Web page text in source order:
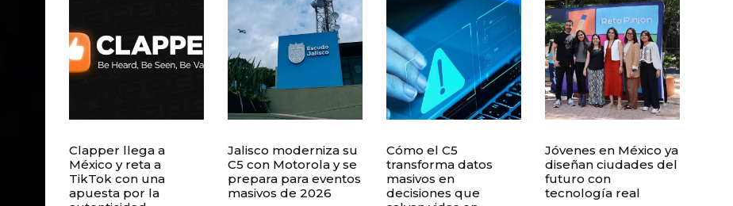
Clapper llega a
México y reta a
TikTok con una
apuesta por la
Jalisco moderniza su
C5 con Motorola y se
prepara para eventos
masivos de 2026
Cómo el C5
transforma datos
masivos en
decisiones que
Jóvenes en México ya
diseñan ciudades del
futuro con
tecnología real